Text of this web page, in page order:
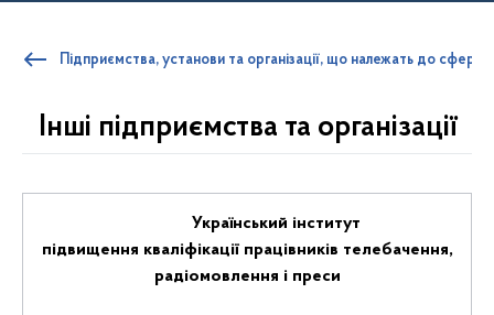
Підприємства, установи та організації, що належать до
Інші підприємства та організації
Український інститут
підвищення кваліфікації працівників телебачення,
радіомовлення і преси